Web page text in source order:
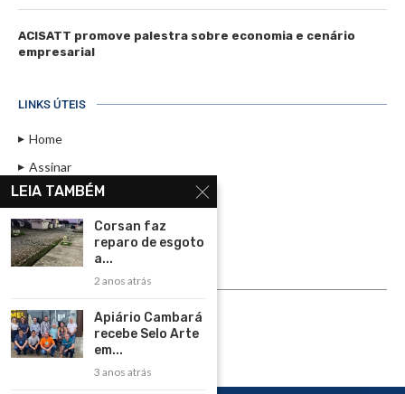
ACISATT promove palestra sobre economia e cenário
empresarial
LINKS ÚTEIS
Home
Assinar
Contato
Política de Privacidade
Rádio Maristela - Ao Vivo
ASSINE
LEIA TAMBÉM
Corsan faz
reparo de esgoto
a...
2 anos atrás
Apiário Cambará
recebe Selo Arte
em...
3 anos atrás